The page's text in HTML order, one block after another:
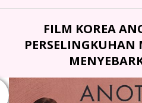
FILM KOREA